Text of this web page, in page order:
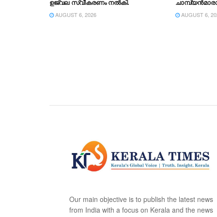
ഉജ്വല സ്വീകരണം നൽകി.
AUGUST 6, 2026 AUGUST 6,
Our main objective is to publish the latest news
from India with a focus on Kerala and the news